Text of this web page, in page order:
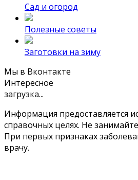
Сад и огород
Полезные советы
Заготовки на зиму
Мы в Вконтакте
Интересное
загрузка...
Информация предоставляется
справочных целях. Не
При первых признаках
врачу.